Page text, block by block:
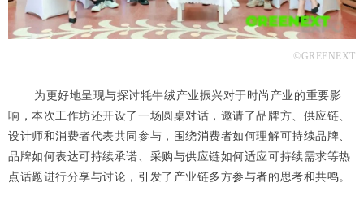
©GREENEXT
为更好地呈现与探讨牦牛绒产业振兴对于时尚产业的重要影
响，本次工作坊还开设了一场圆桌对话，邀请了品牌方、供应链、
设计师和消费者代表共同参与，围绕消费者如何理解可持续品牌、
品牌如何表达可持续承诺、采购与供应链如何适应可持续需求等热
点话题进行分享与讨论，引发了产业链多方参与者的思考和共鸣。